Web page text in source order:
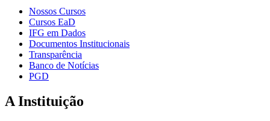
Nossos Cursos
Cursos EaD
IFG em Dados
Documentos Institucionais
Transparência
Banco de Notícias
PGD
A Instituição